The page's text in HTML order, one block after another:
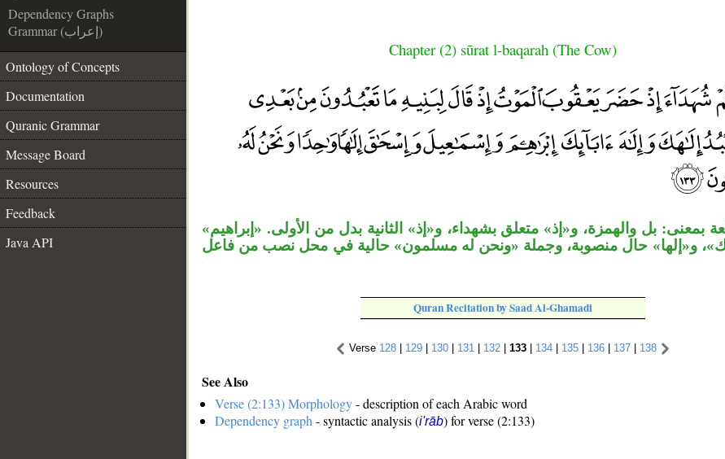
Dependency Graphs
Grammar (إعراب)
Ontology of Concepts
Documentation
Quranic Grammar
Message Board
Resources
Feedback
Java API
Chapter (2) sūrat l-baqarah (The Cow)
بمعنى: بل والهمزة، و«إذ» متعلق بشهداء، و«إذ» الثانية بدل من الأولى. «إبراهيم»
و«إلها» حال منصوبة، وجملة «ونحن له مسلمون» حالية في محل نصب من فاعل
Quran Recitation by Saad Al-Ghamadi
Verse 128 129 130 131 132 133 134 135 136 137 138
See Also
Verse (2:133) Morphology- description of each Arabic word
Dependency graph- syntactic analysis (i'rāb) for verse (2:133)